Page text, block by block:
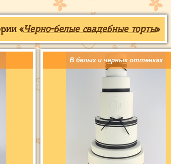
«Черно-белые свадебные торты»
В белых и черных оттенках